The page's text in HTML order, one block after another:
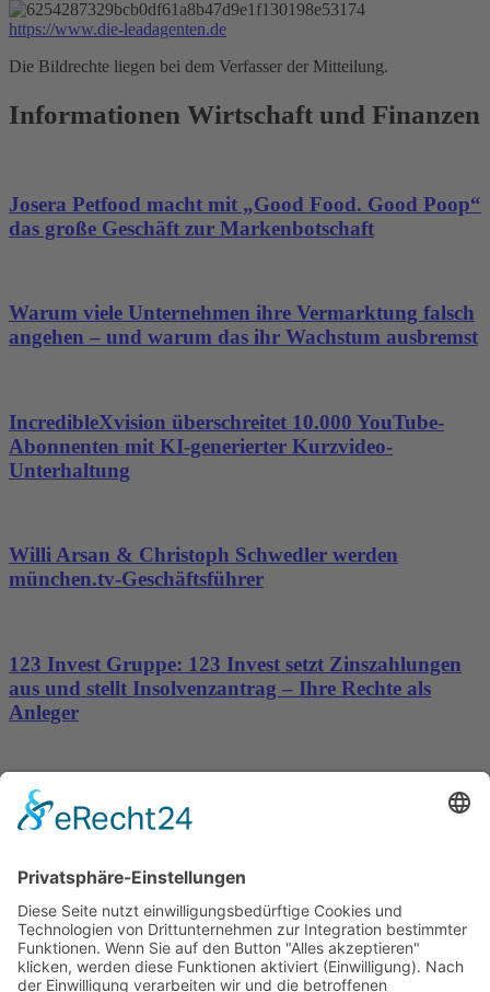
https://www.die-leadagenten.de
Die Bildrechte liegen bei dem Verfasser der Mitteilung.
Informationen Wirtschaft und Finanzen
Josera Petfood macht mit „Good Food. Good Poop“
das große Geschäft zur Markenbotschaft
Warum viele Unternehmen ihre Vermarktung falsch
angehen – und warum das ihr Wachstum ausbremst
IncredibleXvision überschreitet 10.000 YouTube-
Abonnenten mit KI-generierter Kurzvideo-
Unterhaltung
Willi Arsan & Christoph Schwedler werden
münchen.tv-Geschäftsführer
123 Invest Gruppe: 123 Invest setzt Zinszahlungen
aus und stellt Insolvenzantrag – Ihre Rechte als
Anleger
Dronus sichert sich 15 Millionen Dollar und treibt
den Aufbau autonomer Luftinfrastruktur voran
Wichtiges
Impressum
Datenschutz
Kooperation